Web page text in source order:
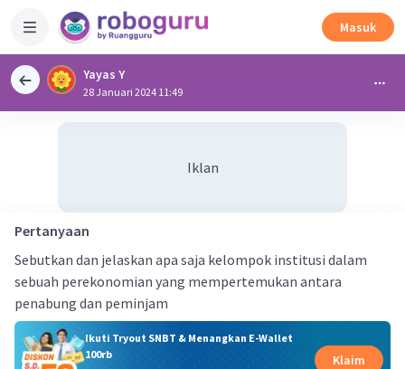
Masuk
Yayas Y
28 Januari 2024 11:49
Iklan
Pertanyaan
Sebutkan dan jelaskan apa saja kelompok institusi dalam
sebuah perekonomian yang mempertemukan antara
penabung dan peminjam
Ikuti Tryout SNBT & Menangkan E-Wallet
100rb
Klaim